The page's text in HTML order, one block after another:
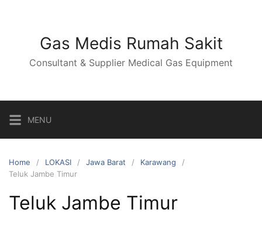
Gas Medis Rumah Sakit
Consultant & Supplier Medical Gas Equipment
MENU
Home LOKASI Jawa Barat
Karawang
Teluk Jambe Timur
Teluk Jambe Timur